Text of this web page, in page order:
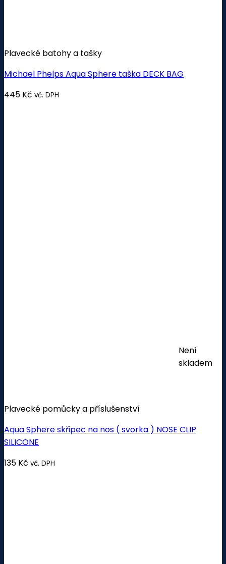
Plavecké batohy a tašky
Michael Phelps Aqua Sphere taška DECK BAG
445 Kč vč. DPH
Není
skladem
Plavecké pomůcky a příslušenství
Aqua Sphere skřipec na nos ( svorka ) NOSE CLIP
SILICONE
135 Kč vč. DPH